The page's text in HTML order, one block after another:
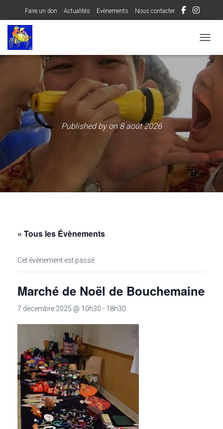
Faire un don Actualités Evènements Nous contacter
Published byon 8 août 2026
« Tous les Évènements
Cet évènement est passé.
Marché de Noël de Bouchemaine
7 décembre 2025 @ 10h30 - 18h30